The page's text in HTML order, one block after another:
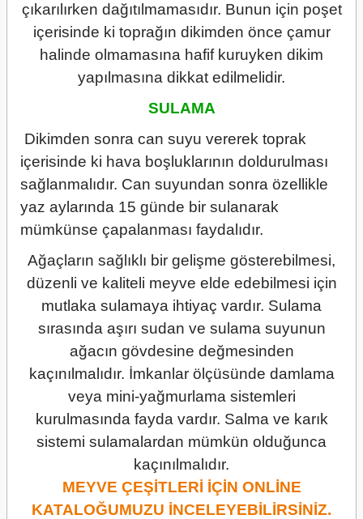
çıkarılırken dağıtılmamasıdır. Bunun için poşet
içerisinde ki toprağın dikimden önce çamur
halinde olmamasına hafif kuruyken dikim
yapılmasına dikkat edilmelidir.
SULAMA
Dikimden sonra can suyu vererek toprak
içerisinde ki hava boşluklarının doldurulması
sağlanmalıdır. Can suyundan sonra özellikle
yaz aylarında 15 günde bir sulanarak
mümkünse çapalanması faydalıdır.
Ağaçların sağlıklı bir gelişme gösterebilmesi,
düzenli ve kaliteli meyve elde edebilmesi için
mutlaka sulamaya ihtiyaç vardır. Sulama
sırasında aşırı sudan ve sulama suyunun
ağacın gövdesine değmesinden
kaçınılmalıdır. İmkanlar ölçüsünde damlama
veya mini-yağmurlama sistemleri
kurulmasında fayda vardır. Salma ve karık
sistemi sulamalardan mümkün olduğunca
kaçınılmalıdır.
MEYVE ÇEŞİTLERİ İÇİN ONLİNE
KATALOĞUMUZU İNCELEYEBİLİRSİNİZ.